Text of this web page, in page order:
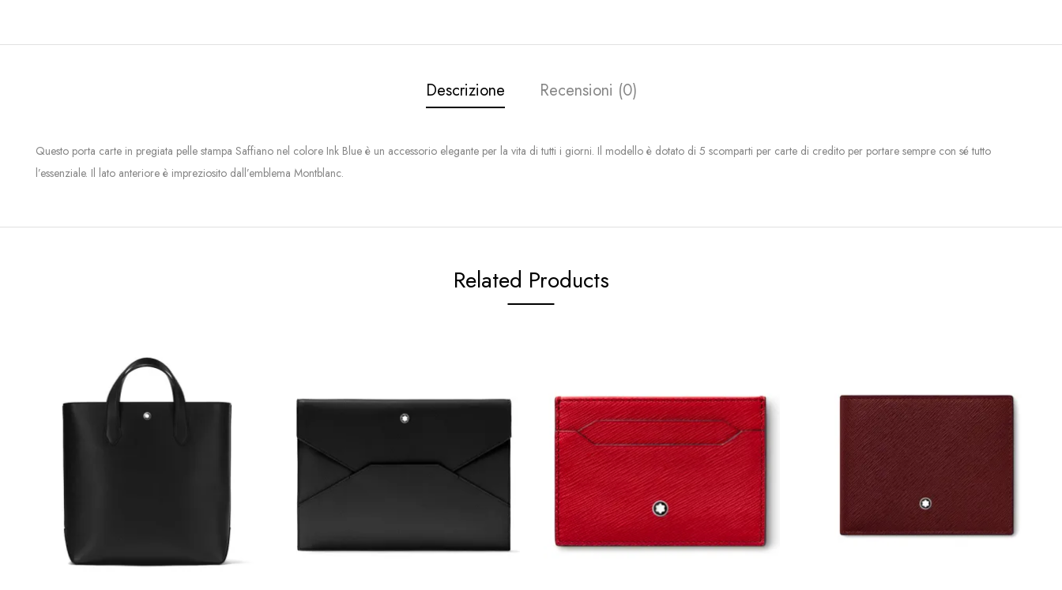
Descrizione Recensioni (0)
Questo porta carte in pregiata pelle stampa Saffiano nel colore Ink Blue è un accessorio elegante per la vita di tutti i giorni. Il modello è dotato di 5 scomparti per carte di credito per portare sempre con sé tutto
l’essenziale. Il lato anteriore è impreziosito dall’emblema Montblanc.
Related Products